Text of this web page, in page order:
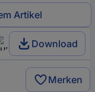
Artikel
Download
Merken